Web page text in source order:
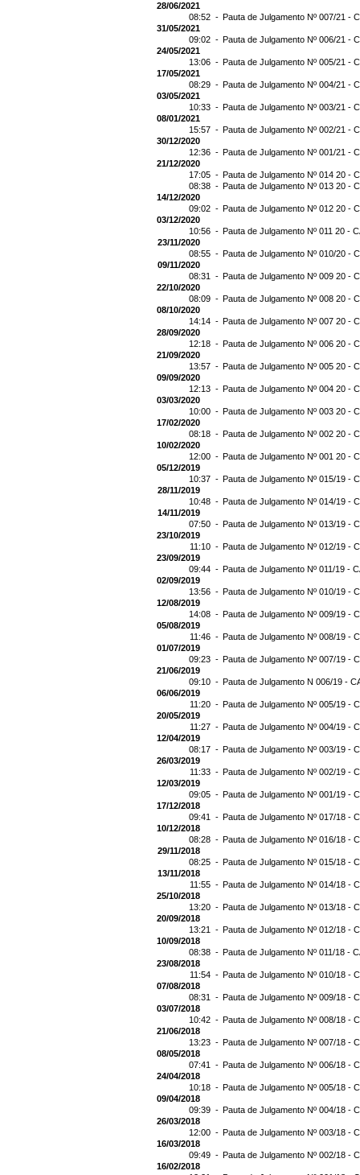
28/06/2021
08:52 - Pauta de Julgamento Nº 007/21 -
31/05/2021
09:02 - Pauta de Julgamento Nº 006/21 -
24/05/2021
13:06 - Pauta de Julgamento Nº 005/21 -
17/05/2021
08:29 - Pauta de Julgamento Nº 004/21 -
03/05/2021
10:33 - Pauta de Julgamento Nº 003/21 -
08/01/2021
15:57 - Pauta de Julgamento Nº 002/21 -
30/12/2020
12:36 - Pauta de Julgamento Nº 001/21 -
21/12/2020
17:05 - Pauta de Julgamento Nº 014 20 -
08:38 - Pauta de Julgamento Nº 013 20 -
14/12/2020
09:02 - Pauta de Julgamento Nº 012 20 -
03/12/2020
10:56 - Pauta de Julgamento Nº 011 20 -
23/11/2020
08:55 - Pauta de Julgamento Nº 010/20 -
09/11/2020
08:31 - Pauta de Julgamento Nº 009 20 -
22/10/2020
08:09 - Pauta de Julgamento Nº 008 20 -
08/10/2020
14:14 - Pauta de Julgamento Nº 007 20 -
28/09/2020
12:18 - Pauta de Julgamento Nº 006 20 -
21/09/2020
13:57 - Pauta de Julgamento Nº 005 20 -
09/09/2020
12:13 - Pauta de Julgamento Nº 004 20 -
03/03/2020
10:00 - Pauta de Julgamento Nº 003 20 -
17/02/2020
08:18 - Pauta de Julgamento Nº 002 20 -
10/02/2020
12:00 - Pauta de Julgamento Nº 001 20 -
05/12/2019
10:37 - Pauta de Julgamento Nº 015/19 -
28/11/2019
10:48 - Pauta de Julgamento Nº 014/19 -
14/11/2019
07:50 - Pauta de Julgamento Nº 013/19 -
23/10/2019
11:10 - Pauta de Julgamento Nº 012/19 -
23/09/2019
09:44 - Pauta de Julgamento Nº 011/19 -
02/09/2019
13:56 - Pauta de Julgamento Nº 010/19 -
12/08/2019
14:08 - Pauta de Julgamento Nº 009/19 -
05/08/2019
11:46 - Pauta de Julgamento Nº 008/19 -
01/07/2019
09:23 - Pauta de Julgamento Nº 007/19 -
21/06/2019
09:10 - Pauta de Julgamento N 006/19 -
06/06/2019
11:20 - Pauta de Julgamento Nº 005/19 -
20/05/2019
11:27 - Pauta de Julgamento Nº 004/19 -
12/04/2019
08:17 - Pauta de Julgamento Nº 003/19 -
26/03/2019
11:33 - Pauta de Julgamento Nº 002/19 -
12/03/2019
09:05 - Pauta de Julgamento Nº 001/19 -
17/12/2018
09:41 - Pauta de Julgamento Nº 017/18 -
10/12/2018
08:28 - Pauta de Julgamento Nº 016/18 -
29/11/2018
08:25 - Pauta de Julgamento Nº 015/18 -
13/11/2018
11:55 - Pauta de Julgamento Nº 014/18 -
25/10/2018
13:20 - Pauta de Julgamento Nº 013/18 -
20/09/2018
13:21 - Pauta de Julgamento Nº 012/18 -
10/09/2018
08:38 - Pauta de Julgamento Nº 011/18 -
23/08/2018
11:54 - Pauta de Julgamento Nº 010/18 -
07/08/2018
08:31 - Pauta de Julgamento Nº 009/18 -
03/07/2018
10:42 - Pauta de Julgamento Nº 008/18 -
21/06/2018
13:23 - Pauta de Julgamento Nº 007/18 -
08/05/2018
07:41 - Pauta de Julgamento Nº 006/18 -
24/04/2018
10:18 - Pauta de Julgamento Nº 005/18 -
09/04/2018
09:39 - Pauta de Julgamento Nº 004/18 -
26/03/2018
12:00 - Pauta de Julgamento Nº 003/18 -
16/03/2018
09:49 - Pauta de Julgamento Nº 002/18 -
16/02/2018